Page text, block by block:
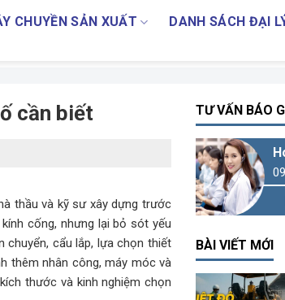
CHUYỀN SẢN XUẤT DANH SÁCH ĐẠI
cần biết
thầu và kỹ sư xây dựng trước
cống, nhưng lại bỏ sót yếu
cẩu lắp, lựa chọn thiết
thêm nhân công, máy móc và
thước và kinh nghiệm chọn
TƯ VẤN BÁO
BÀI VIẾT MỚI